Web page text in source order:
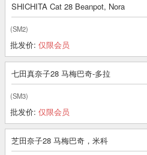
SHICHITA Cat 28 Beanpot, Nora
(SM2)
批发价: 仅限会员
七田真奈子28 马梅巴奇-多拉
(SM3)
批发价: 仅限会员
芝田奈子28 马梅巴奇，米科